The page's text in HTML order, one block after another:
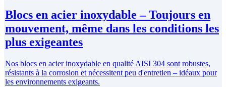
Blocs en acier inoxydable – Toujours en
mouvement, même dans les conditions les
plus exigeantes
Nos blocs en acier inoxydable en qualité AISI 304 sont robustes,
résistants à la corrosion et nécessitent peu d'entretien – idéaux pour
les environnements exigeants.